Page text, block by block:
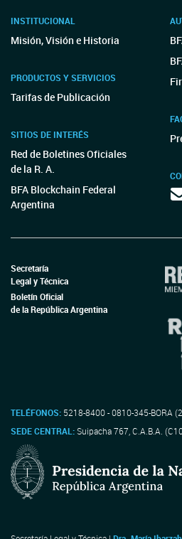
INSTITUCIONAL
Misión, Visión e Historia
PRODUCTOS Y SERVICIOS
Tarifas de Publicación
SITIOS DE INTERÉS
Red de Boletines Oficiales
de la R. A.
BFA Blockchain Federal
Argentina
Secretaría
Legal y Técnica
Boletín Oficial
de la República Argentina
TELÉFONOS: 5218-8400 - 0810-345-BORA
SEDE CENTRAL:Suipacha 767, C.A.B.A.